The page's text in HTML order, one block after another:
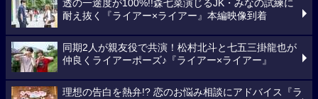
透の一途度が100%!!森七菜演じるJK・みなの試練に
耐え抜く『ライアー×ライアー』本編映像到着
同期2人が親友役で共演！松村北斗と七五三掛龍也が
仲良くライアーポーズ♪『ライアー×ライアー』
理想の告白を熱弁!? 恋のお悩み相談にアドバイス『ラ